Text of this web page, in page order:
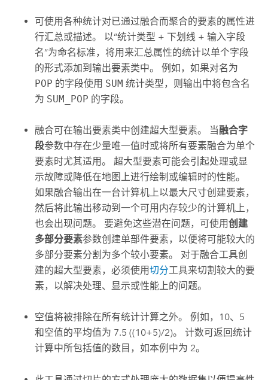
可使用各种统计对已通过融合而聚合的要素的属性进
行汇总或描述。 以“统计类型 + 下划线 + 输入字段
名”为命名标准，将用来汇总属性的统计以单个字段
的形式添加到输出要素类中。 例如，如果对名为
POP 的字段使用 SUM 统计类型，则输出中将包含名
为 SUM_POP 的字段。
融合可在输出要素类中创建超大型要素。 当融合字
段参数中存在少量唯一值时或将所有要素融合为单个
要素时尤其适用。 超大型要素可能会引起处理或显
示故障或降低在地图上进行绘制或编辑时的性能。
如果融合输出在一台计算机上以最大尺寸创建要素，
然后将此输出移动到一个可用内存较少的计算机上，
也会出现问题。 要避免这些潜在问题，可使用创建
多部分要素参数创建单部件要素，以便将可能较大的
多部分要素分割为多个较小要素。 对于融合工具创
建的超大型要素，必须使用切分工具来切割较大的要
素，以解决处理、显示或性能上的问题。
空值将被排除在所有统计计算之外。 例如，10、5
和空值的平均值为 7.5 ((10+5)/2)。 计数可返回统计
计算中所包括值的数目，如本例中为 2。